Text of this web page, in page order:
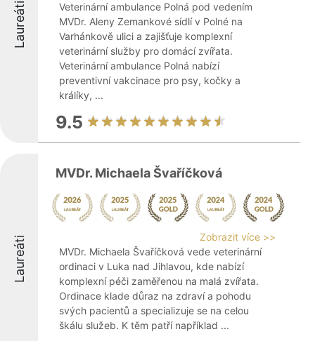
Laureáti
Veterinární ambulance Polná pod vedením
MVDr. Aleny Zemankové sídlí v Polné na
Varhánkově ulici a zajišťuje komplexní
veterinární služby pro domácí zvířata.
Veterinární ambulance Polná nabízí
preventivní vakcinace pro psy, kočky a
králíky, ...
9.5
Laureáti
MVDr. Michaela Švaříčková
Zobrazit více >>
MVDr. Michaela Švaříčková vede veterinární
ordinaci v Luka nad Jihlavou, kde nabízí
komplexní péči zaměřenou na malá zvířata.
Ordinace klade důraz na zdraví a pohodu
svých pacientů a specializuje se na celou
škálu služeb. K těm patří například ...